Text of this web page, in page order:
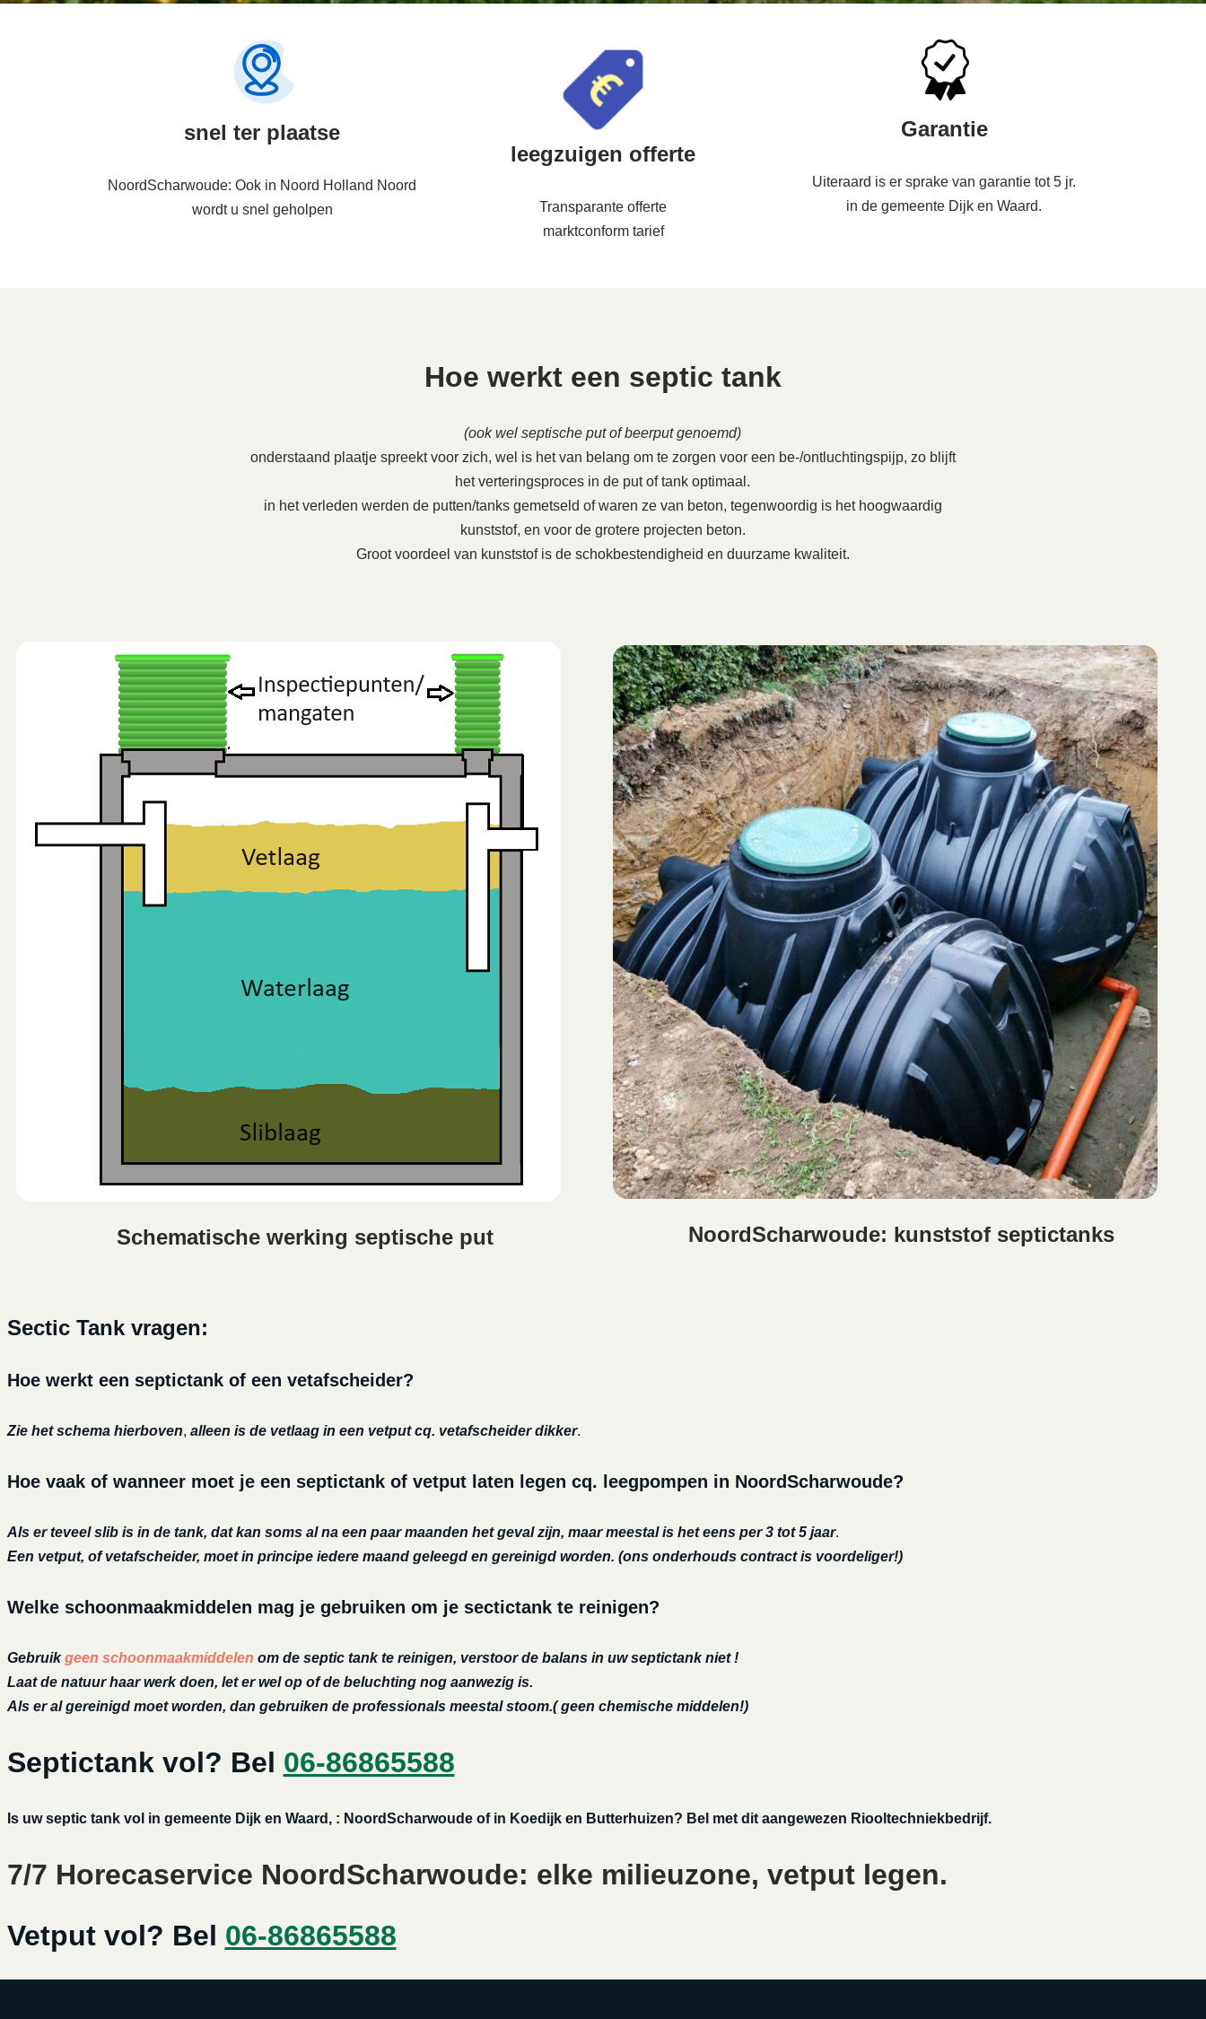
snel ter plaatse
NoordScharwoude: Ook in Noord Holland Noord
wordt u snel geholpen
leegzuigen offerte
Transparante offerte
marktconform tarief
Garantie
Uiteraard is er sprake van garantie tot 5 jr.
in de gemeente Dijk en Waard.
Hoe werkt een septic tank
(ook wel septische put of beerput genoemd)
onderstaand plaatje spreekt voor zich, wel is het van belang om te zorgen voor een be-/ontluchtingspijp, zo blijft
het verteringsproces in de put of tank optimaal.
in het verleden werden de putten/tanks gemetseld of waren ze van beton, tegenwoordig is het hoogwaardig
kunststof, en voor de grotere projecten beton.
Groot voordeel van kunststof is de schokbestendigheid en duurzame kwaliteit.
Schematische werking septische put NoordScharwoude: kunststof septictanks
Sectic Tank vragen:
Hoe werkt een septictank of een vetafscheider?
Zie het schema hierboven, alleen is de vetlaag in een vetput cq. vetafscheider dikker.
Hoe vaak of wanneer moet je een septictank of vetput laten legen cq. leegpompen in NoordScharwoude?
Als er teveel slib is in de tank, dat kan soms al na een paar maanden het geval zijn, maar meestal is het eens per 3 tot 5 jaar.
Een vetput, of vetafscheider, moet in principe iedere maand geleegd en gereinigd worden. (ons onderhouds contract is voordeliger!)
Welke schoonmaakmiddelen mag je gebruiken om je sectictank te reinigen?
Gebruikgeen schoonmaakmiddelen om de septic tank te reinigen, verstoor de balans in uw septictank niet !
Laat de natuur haar werk doen, let er wel op of de beluchting nog aanwezig is.
Als er al gereinigd moet worden, dan gebruiken de professionals meestal stoom.( geen chemische middelen!)
Septictank vol? Bel 06-86865588
Is uw septic tank vol in gemeente Dijk en Waard, : NoordScharwoude of in Koedijk en Butterhuizen? Bel met dit aangewezen Riooltechniekbedrijf.
7/7 Horecaservice NoordScharwoude: elke milieuzone, vetput legen.
Vetput vol? Bel 06-86865588